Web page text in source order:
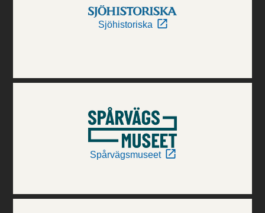
Sjöhistoriska
Spårvägsmuseet